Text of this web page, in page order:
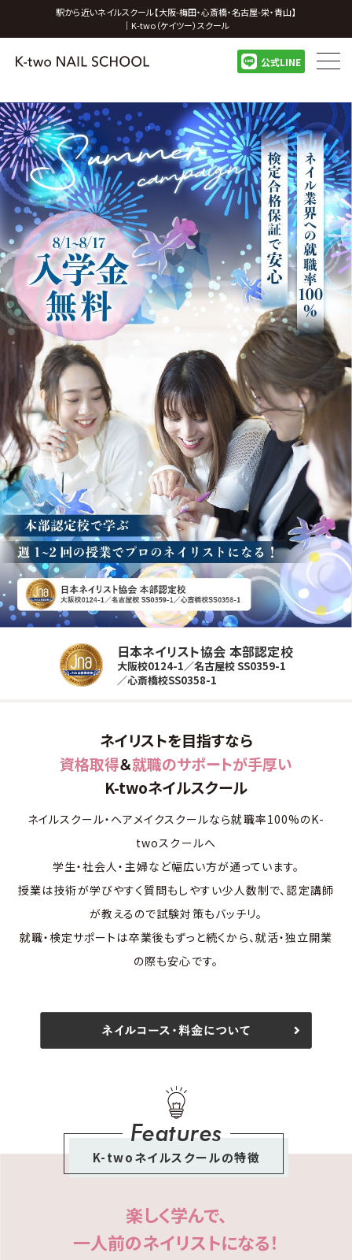
駅から近いネイルスクール【大阪-梅田・心斎橋・名古屋-栄・青山】
｜K-two（ケイツー）スクール
公式LINE
日本ネイリスト協会 本部認定校
大阪校0124-1／名古屋校 SS0359-1
／心斎橋校SS0358-1
ネイリストを目指すなら
資格取得＆就職のサポートが手厚い
K-twoネイルスクール
ネイルスクール・ヘアメイクスクールなら就職率100%のK-
twoスクールへ
学生・社会人・主婦など幅広い方が通っています。
授業は技術が学びやすく質問もしやすい少人数制で、認定講師
が教えるので試験対策もバッチリ。
就職・検定サポートは卒業後もずっと続くから、就活・独立開業
の際も安心です。
Features
K-twoネイルスクールの特徴
楽しく学んで、
一人前のネイリストになる！